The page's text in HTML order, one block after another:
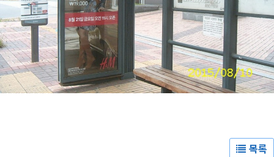
목록